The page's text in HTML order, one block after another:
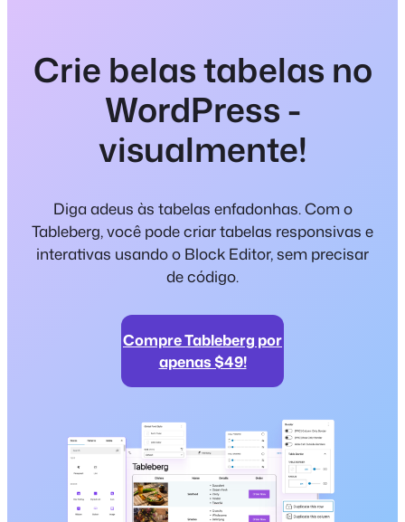
Crie belas tabelas no
WordPress -
visualmente!
Diga adeus às tabelas enfadonhas. Com o
Tableberg, você pode criar tabelas responsivas e
interativas usando o Block Editor, sem precisar
de código.
Compre Tableberg por
apenas $49!